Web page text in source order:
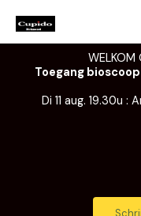
naar
de
WELKOM
Toegang
Di 11 aug. 19.30u :